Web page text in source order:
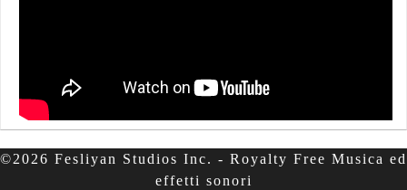
©2026 Fesliyan Studios Inc. - Royalty Free Musica ed
effetti sonori